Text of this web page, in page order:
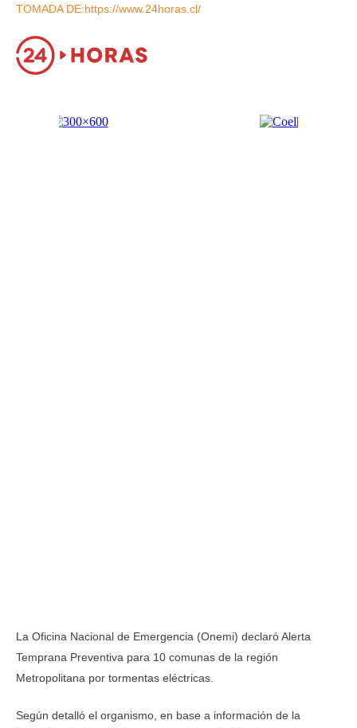
TOMADA DE:https://www.24horas.cl/
La Oficina Nacional de Emergencia (Onemi) declaró Alerta
Temprana Preventiva para 10 comunas de la región
Metropolitana por tormentas eléctricas.
Según detalló el organismo, en base a información de la